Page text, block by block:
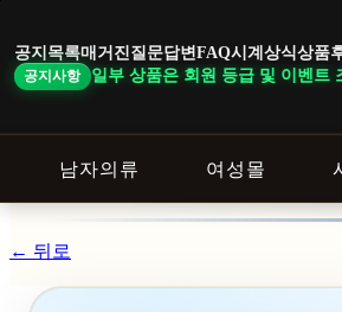
공지목록매거진 질문답변 FAQ시계상식상품
공지사항
은 회원 등급 및 이벤트 조건에 따라
남자의류 여성몰
바
로
기
← 뒤로